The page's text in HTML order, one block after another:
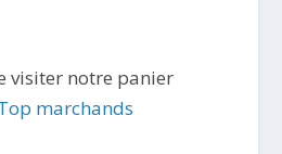
visiter notre panier
marchands